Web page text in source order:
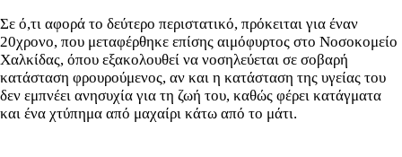
Σε ό,τι αφορά το δεύτερο περιστατικό, πρόκειται για έναν
20χρονο, που μεταφέρθηκε επίσης αιμόφυρτος στο Νοσοκομείο
Χαλκίδας, όπου εξακολουθεί να νοσηλεύεται σε σοβαρή
κατάσταση φρουρούμενος, αν και η κατάσταση της υγείας του
δεν εμπνέει ανησυχία για τη ζωή του, καθώς φέρει κατάγματα
και ένα χτύπημα από μαχαίρι κάτω από το μάτι.